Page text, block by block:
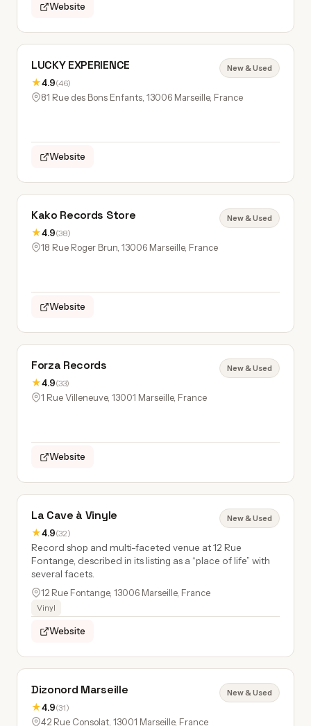
Website
LUCKY EXPERIENCE
★4.9(46)
New & Used
81 Rue des Bons Enfants, 13006 Marseille, France
Website
Kako Records Store
★4.9(38)
New & Used
18 Rue Roger Brun, 13006 Marseille, France
Website
Forza Records
★4.9(33)
New & Used
1 Rue Villeneuve, 13001 Marseille, France
Website
La Cave à Vinyle
★4.9(32)
New & Used
Record shop and multi-faceted venue at 12 Rue
Fontange, described in its listing as a “place of life” with
several facets.
12 Rue Fontange, 13006 Marseille, France
Vinyl
Website
Dizonord Marseille
★4.9(31)
New & Used
42 Rue Consolat, 13001 Marseille, France